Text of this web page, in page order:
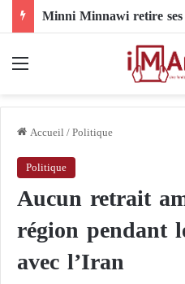
Accueil/Politique
Politique
Aucun retrait
région pendant
avec l’Iran